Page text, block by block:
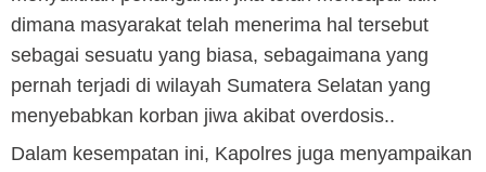
dimana masyarakat telah menerima hal tersebut
sebagai sesuatu yang biasa, sebagaimana yang
pernah terjadi di wilayah Sumatera Selatan yang
menyebabkan korban jiwa akibat overdosis..
Dalam kesempatan ini, Kapolres juga menyampaikan